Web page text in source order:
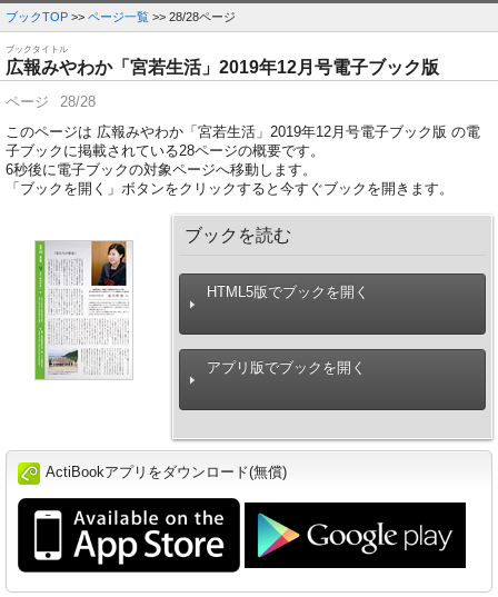
ブックTOP >> ページ一覧 >> 28/28ページ
ブックタイトル
広報みやわか「宮若生活」2019年12月号電子ブック版
ページ
28/28
このページは 広報みやわか「宮若生活」2019年12月号電子ブック版 の電
子ブックに掲載されている28ページの概要です。
6秒後に電子ブックの対象ページへ移動します。
「ブックを開く」ボタンをクリックすると今すぐブックを開きます。
ブックを読む
HTML5版でブックを開く
アプリ版でブックを開く
ActiBookアプリをダウンロード(無償)